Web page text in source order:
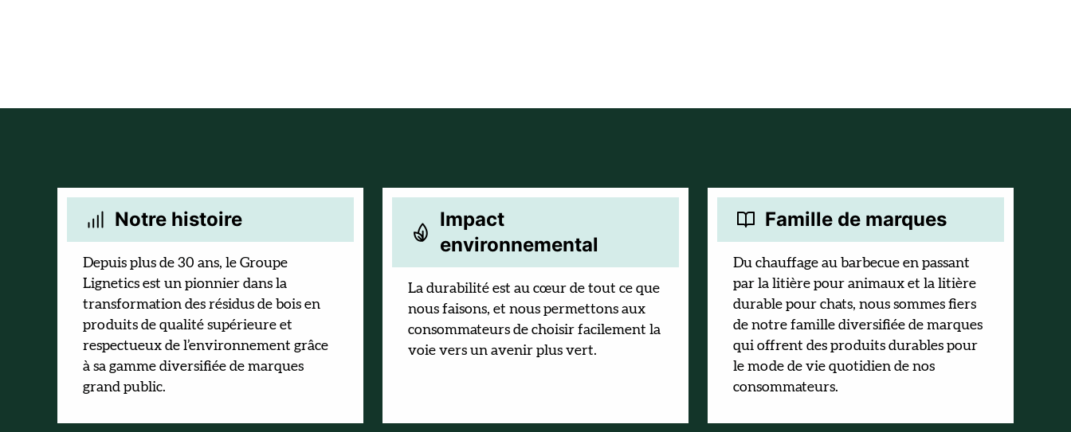
Notre histoire
Depuis plus de 30 ans, le Groupe
Lignetics est un pionnier dans la
transformation des résidus de bois en
produits de qualité supérieure et
respectueux de l’environnement grâce
à sa gamme diversifiée de marques
grand public.
Impact
environnemental
La durabilité est au cœur de tout ce que
nous faisons, et nous permettons aux
consommateurs de choisir facilement la
voie vers un avenir plus vert.
Famille de marques
Du chauffage au barbecue en passant
par la litière pour animaux et la litière
durable pour chats, nous sommes fiers
de notre famille diversifiée de marques
qui offrent des produits durables pour
le mode de vie quotidien de nos
consommateurs.